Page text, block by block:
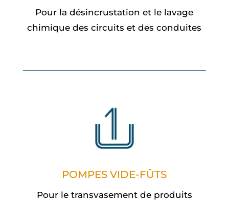
Pour la désincrustation et le lavage
chimique des circuits et des conduites
POMPES VIDE-FÛTS
Pour le transvasement de produits